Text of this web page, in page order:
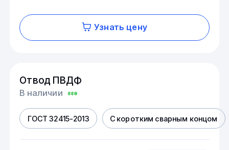
Узнать цену
Отвод ПВДФ
В наличии
ГОСТ 32415-2013 С коротким сварным концом